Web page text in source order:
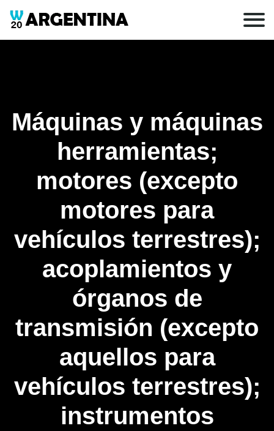
Máquinas y máquinas
herramientas;
motores (excepto
motores para
vehículos terrestres);
acoplamientos y
órganos de
transmisión (excepto
aquellos para
vehículos terrestres);
instrumentos